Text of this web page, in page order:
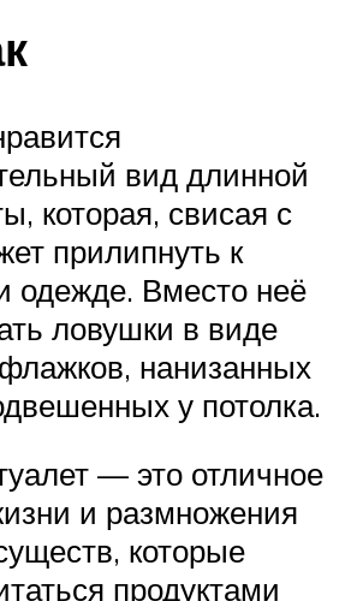
вид длинной
которая, свисая с
прилипнуть к
одежде. Вместо неё
ловушки в виде
нанизанных
у потолка.
— это отличное
и размножения
которые
продуктами